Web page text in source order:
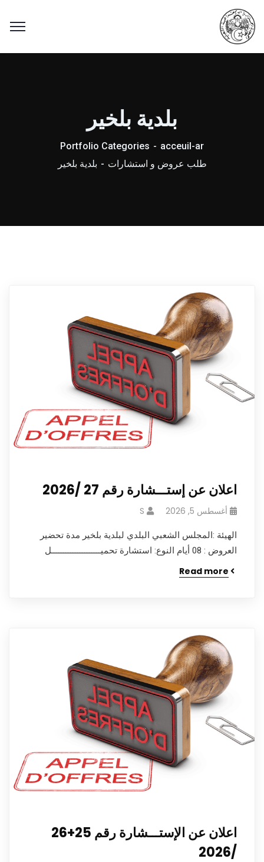
بلدية بلخير
acceuil-ar
Portfolio Categories
طلب عروض و استشارات
بلدية بلخير
اعلان عن إستـــشارة رقم 27 /2026
أغسطس 5, 2026 S
الهيئة :المجلس الشعبي البلدي لبلدية بلخير مدة تحضير
العروض : 08 أيام النوع: استشارة تحميـــــــــــــــــــــل
Read more
اعلان عن الإستـــشارة رقم 25+26
/2026